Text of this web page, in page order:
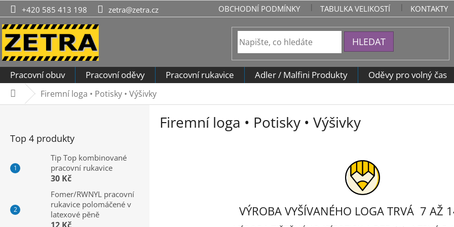
Přejít
na
obsah
+420 585 413 198 zetra@zetra.cz OBCHODNÍ PODMÍNKY TABULKA VELIKOSTÍ KONTAKTY
HLEDAT
Pracovní obuv Pracovní oděvy Pracovní rukavice Adler / Malfini Produkty Oděvy pro volný čas
DomůFiremní loga • Potisky • Výšivky
Top 4 produkty
Tip Top kombinované
pracovní rukavice
30 Kč
Fomer/RWNYL pracovní
rukavice polomáčené v
latexové pěně
Firemní loga • Potisky • Výšivky
VÝROBA VYŠÍVANÉHO LOGA TRVÁ 7 AŽ